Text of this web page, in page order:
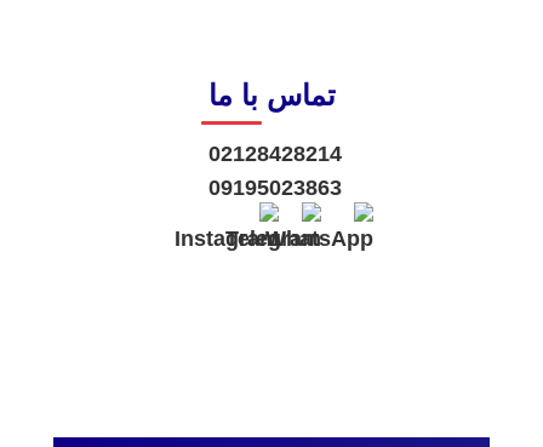
تماس با ما
02128428214
09195023863